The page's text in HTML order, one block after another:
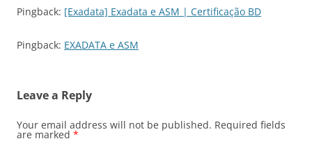
Pingback: [Exadata] Exadata e ASM | Certificação BD
Pingback: EXADATA e ASM
Leave a Reply
Your email address will not be published. Required fields
are marked *